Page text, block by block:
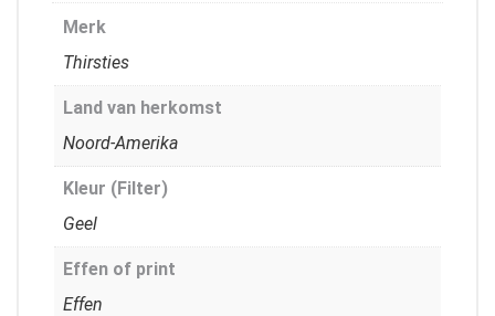
Merk
Thirsties
Land van herkomst
Noord-Amerika
Kleur (Filter)
Geel
Effen of print
Effen